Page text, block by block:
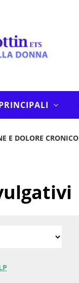
E DOLORE CRONICO